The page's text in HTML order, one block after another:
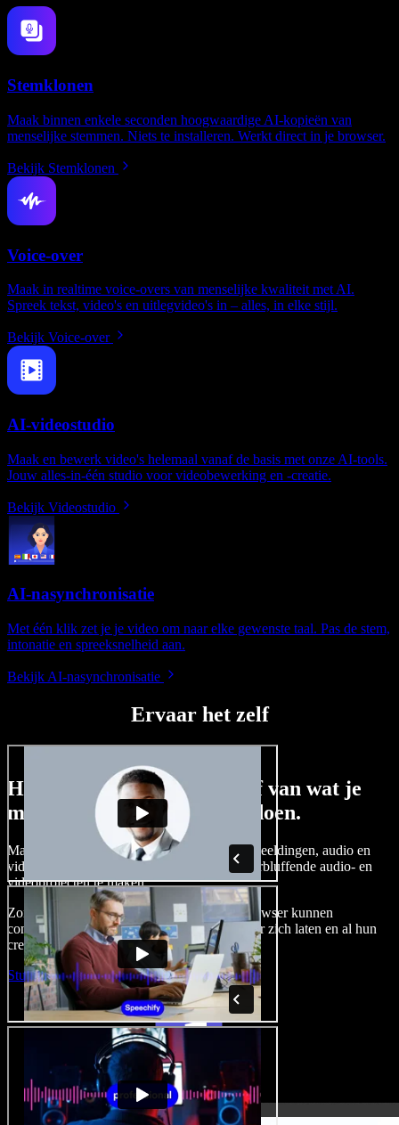
Stemklonen
Maak binnen enkele seconden hoogwaardige AI-kopieën van
menselijke stemmen. Niets te installeren. Werkt direct in je browser.
Bekijk Stemklonen
Voice-over
Maak in realtime voice-overs van menselijke kwaliteit met AI.
Spreek tekst, video's en uitlegvideo's in – alles, in elke stijl.
Bekijk Voice-over
AI-videostudio
Maak en bewerk video's helemaal vanaf de basis met onze AI-tools.
Jouw alles-in-één studio voor videobewerking en -creatie.
Bekijk Videostudio
AI-nasynchronisatie
Met één klik zet je je video om naar elke gewenste taal. Pas de stem,
intonatie en spreeksnelheid aan.
Bekijk AI-nasynchronisatie
Ervaar het zelf
Hier is een kleine voorproef van wat je
met Speechify Studio kunt doen.
Maak voice-overs, voeg royaltyvrije stockafbeeldingen, audio en
video's toe en kloon je stem om complete, verbluffende audio- en
videoprojecten te maken.
Zonder leercurve en met alles direct in de browser kunnen
contentmakers traditionele beperkingen achter zich laten en al hun
creatieve ideeën tot leven brengen.
Studio starten